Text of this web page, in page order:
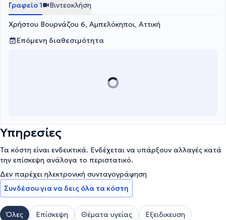
Γραφείο 1 Βιντεοκλήση
Χρήστου Βουρνάζου 6, Αμπελόκηποι, Αττική
Επόμενη διαθεσιμότητα
Υπηρεσίες
Τα κόστη είναι ενδεικτικά. Ενδέχεται να υπάρξουν αλλαγές κατά
την επίσκεψη ανάλογα το περιστατικό.
Δεν παρέχει ηλεκτρονική συνταγογράφηση
Συνδέσου για να δεις όλα τα κόστη
Όλες Επίσκεψη Θέματα υγείας Εξειδικευση